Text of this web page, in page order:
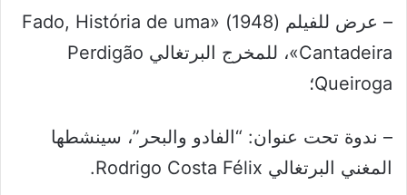
– عرض للفيلم (1948) «Fado, História de uma
Cantadeira»، للمخرج البرتغالي Perdigão
Queiroga؛
– ندوة تحت عنوان: “الفادو والبحر”، سينشطها
المغني البرتغالي Rodrigo Costa Félix.